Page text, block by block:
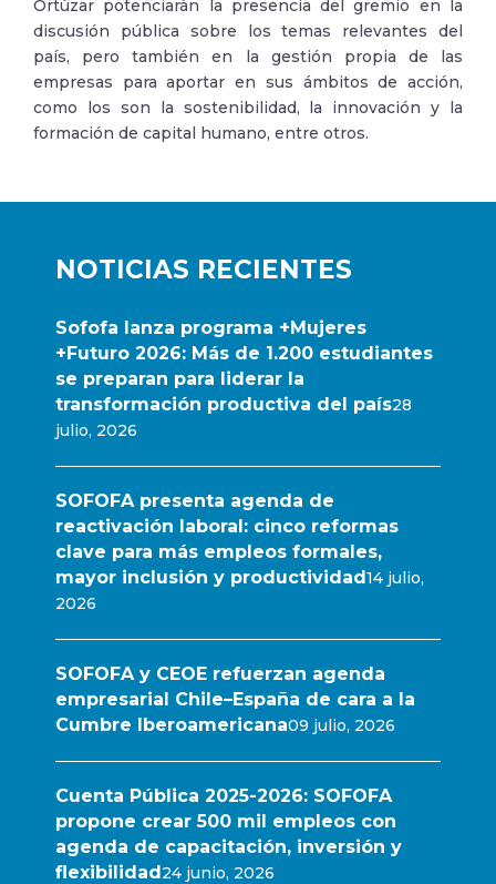
NOTICIAS RECIENTES
Sofofa lanza programa +Mujeres
+Futuro 2026: Más de 1.200 estudiantes
se preparan para liderar la
transformación productiva del país28
julio, 2026
SOFOFA presenta agenda de
reactivación laboral: cinco reformas
clave para más empleos formales,
mayor inclusión y productividad14 julio,
2026
SOFOFA y CEOE refuerzan agenda
empresarial Chile–España de cara a la
Cumbre Iberoamericana09 julio, 2026
Cuenta Pública 2025-2026: SOFOFA
propone crear 500 mil empleos con
agenda de capacitación, inversión y
flexibilidad24 junio, 2026
Ortúzar potenciarán la presencia del gremio en la
discusión pública sobre los temas relevantes del
país, pero también en la gestión propia de las
empresas para aportar en sus ámbitos de acción,
como los son la sostenibilidad, la innovación y la
formación de capital humano, entre otros.